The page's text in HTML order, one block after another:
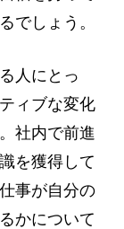
でしょう。
人にとっ
ィブな変化
社内で前進
を獲得して
事が自分の
かについて